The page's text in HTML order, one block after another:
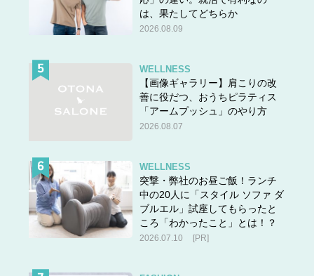
は、果たしてどちらか
2026.08.09
WELLNESS
【画像ギャラリー】肩こりの改
善に役だつ、おうちピラティス
「アームプッシュ」のやり方
2026.08.07
WELLNESS
突撃・弊社のお昼ご飯！ランチ
中の20人に「スタイル ソファ ダ
ブルエル」試座してもらったと
ころ「わかったこと」とは！？
2026.07.10 [PR]